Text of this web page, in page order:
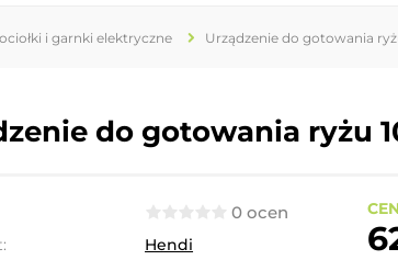
i garnki elektryczne Urządzenie do gotowania
do gotowania ryżu
0 ocen
Hendi